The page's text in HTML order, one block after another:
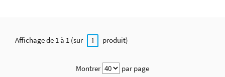
Affichage de 1 à 1 (sur 1 produit)
Montrer par page